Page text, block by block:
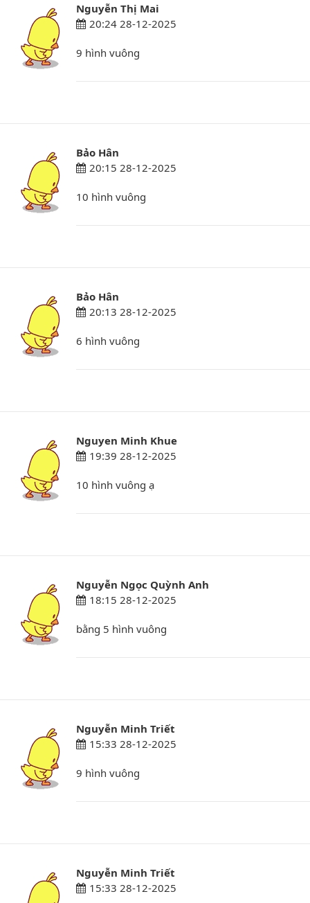
Nguyễn Thị Mai
20:24 28-12-2025
9 hình vuông
Bảo Hân
20:15 28-12-2025
10 hình vuông
Bảo Hân
20:13 28-12-2025
6 hình vuông
Nguyen Minh Khue
19:39 28-12-2025
10 hình vuông ạ
Nguyễn Ngọc Quỳnh Anh
18:15 28-12-2025
bằng 5 hình vuông
Nguyễn Minh Triết
15:33 28-12-2025
9 hình vuông
Nguyễn Minh Triết
15:33 28-12-2025